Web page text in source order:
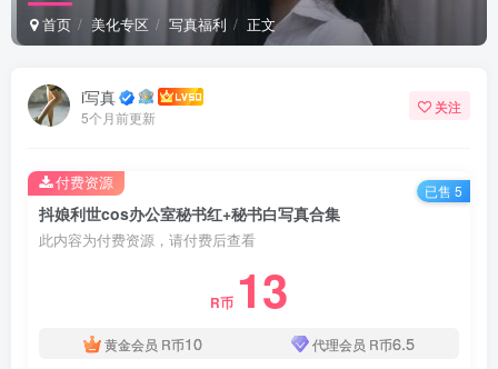
首页 美化专区 写真福利 正文
i写真
5个月前更新
关注
抖娘利世cos办公室秘书红+秘书白写真合集
此内容为付费资源，请付费后查看
R币 13
黄金会员 R币10 代理会员 R币6.5
付费资源 已售 5